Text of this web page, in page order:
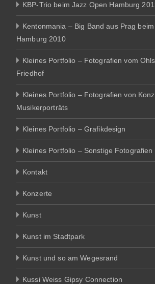
KBP-Trio beim Jazz Open Hamburg
Kentonmania – Big Band aus Prag
Hamburg 2010
Kleines Portfolio – Fotografien vom
Friedhof
Kleines Portfolio – Fotografien von
Musikerporträts
Kleines Portfolio – Grafikdesign
Kleines Portfolio – Sonstige Fotografien
Kontakt
Konzerte
Kunst
Kunst im Stadtpark
Kunst und so am Wegesrand
Kussi Weiss Gipsy Connection